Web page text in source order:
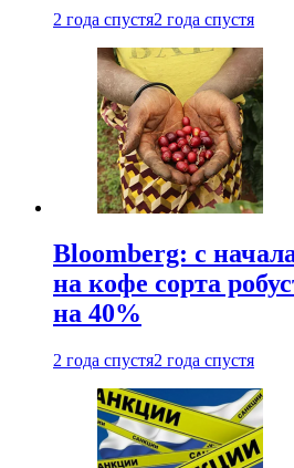
2 года спустя2 года спустя
Bloomberg: с
на кофе сорта
на 40%
2 года спустя2 года спустя